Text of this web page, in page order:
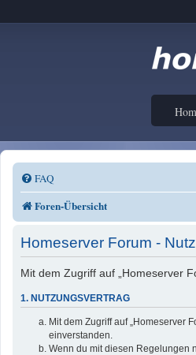
FAQ
Foren-Übersicht
Homeserver Forum -
Mit dem Zugriff auf „Homeserver
1. NUTZUNGSVERTRAG
Mit dem Zugriff auf „Homeserver
einverstanden.
Wenn du mit diesen Regelungen